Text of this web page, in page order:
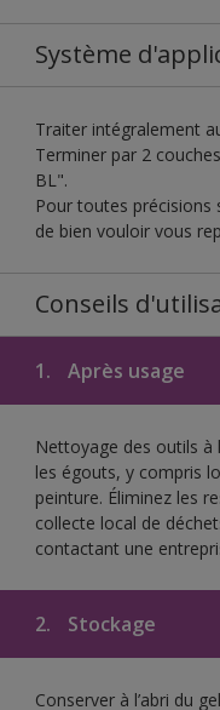
Système
Traiter intégralement
Terminer par 2
BL".
Pour toutes précisions
de bien vouloir vous
Conseils
1. Après usage
Nettoyage des outils à
les égouts, y compris
peinture. Éliminez les
collecte local de
contactant une
2. Stockage
Conserver à l’abri du